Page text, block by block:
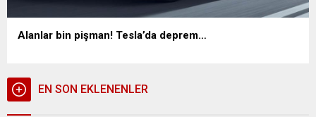
Alanlar bin pişman! Tesla’da deprem…
EN SON EKLENENLER